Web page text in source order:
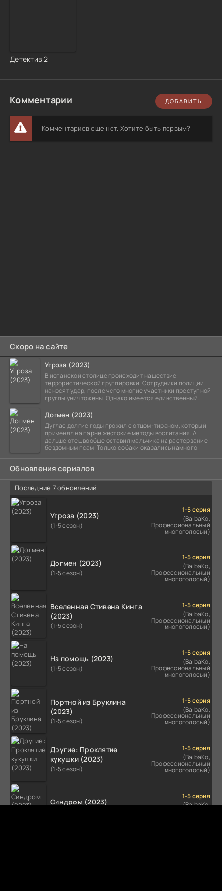
Скоро на сайте
Угроза (2023)
В испанской столице происходит нашествие
террористической группировки. Сотрудники полиции
наносят удар, после чего многие участники преступной
группы уничтожены. Однако имеется единственный
Догмен (2023)
Дуглас долгие годы прожил с отцом-тираном, который
применял на парне жестокие методы воспитания. А
дальше отец вообще оставил мальчика на растерзание
бездомным псам. Только собаки оказались намного
Обновления сериалов
Последние 7 обновлений
Угроза (2023)
(1-5 сезон)
1-5 серия
(BaibaKo,
Профессиональный
многоголосый)
Догмен (2023)
(1-5 сезон)
1-5 серия
(BaibaKo,
Профессиональный
многоголосый)
Вселенная Стивена Кинга
(2023)
(1-5 сезон)
1-5 серия
(BaibaKo,
Профессиональный
многоголосый)
На помощь (2023)
(1-5 сезон)
1-5 серия
(BaibaKo,
Профессиональный
многоголосый)
Портной из Бруклина
(2023)
(1-5 сезон)
1-5 серия
(BaibaKo,
Профессиональный
многоголосый)
Другие: Проклятие
кукушки (2023)
(1-5 сезон)
1-5 серия
(BaibaKo,
Профессиональный
многоголосый)
Синдром (2023)
1-5 серия
(BaibaKo,
Детектив 2
Комментарии ДОБАВИТЬ
Комментариев еще нет. Хотите быть первым?